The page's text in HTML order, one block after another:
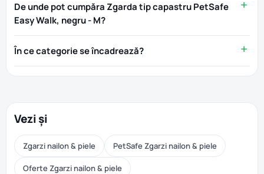
De unde pot cumpăra Zgarda tip capastru PetSafe
Easy Walk, negru - M?
În ce categorie se încadrează?
Vezi și
Zgarzi nailon & piele PetSafe Zgarzi nailon & piele
Oferte Zgarzi nailon & piele